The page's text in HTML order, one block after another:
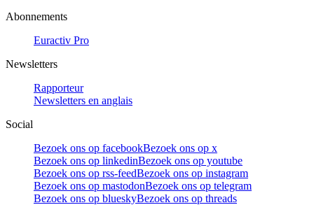
Abonnements
Euractiv Pro
Newsletters
Rapporteur
Newsletters en anglais
Social
Bezoek ons op facebookBezoek ons op x
Bezoek ons op linkedinBezoek ons op youtube
Bezoek ons op rss-feedBezoek ons op instagram
Bezoek ons op mastodonBezoek ons op telegram
Bezoek ons op blueskyBezoek ons op threads